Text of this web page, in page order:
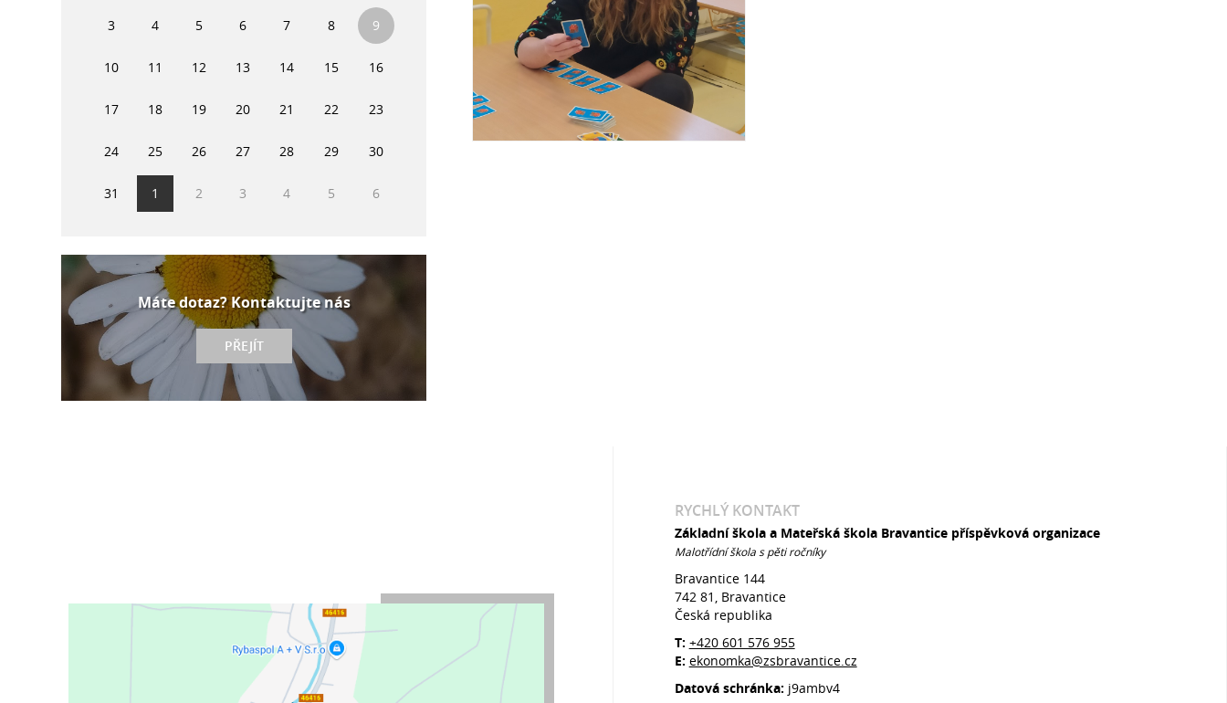
3 4 5 6 7 8 9
10 11 12 13 14 15 16
17 18 19 20 21 22 23
24 25 26 27 28 29 30
31 1 2 3 4 5 6
Máte dotaz? Kontaktujte nás
PŘEJÍT
RYCHLÝ KONTAKT
Základní škola a Mateřská škola Bravantice příspěvková organizace
Malotřídní škola s pěti ročníky
Bravantice 144
742 81, Bravantice
Česká republika
T: +420 601 576 955
E: ekonomka@zsbravantice.cz
Datová schránka: j9ambv4